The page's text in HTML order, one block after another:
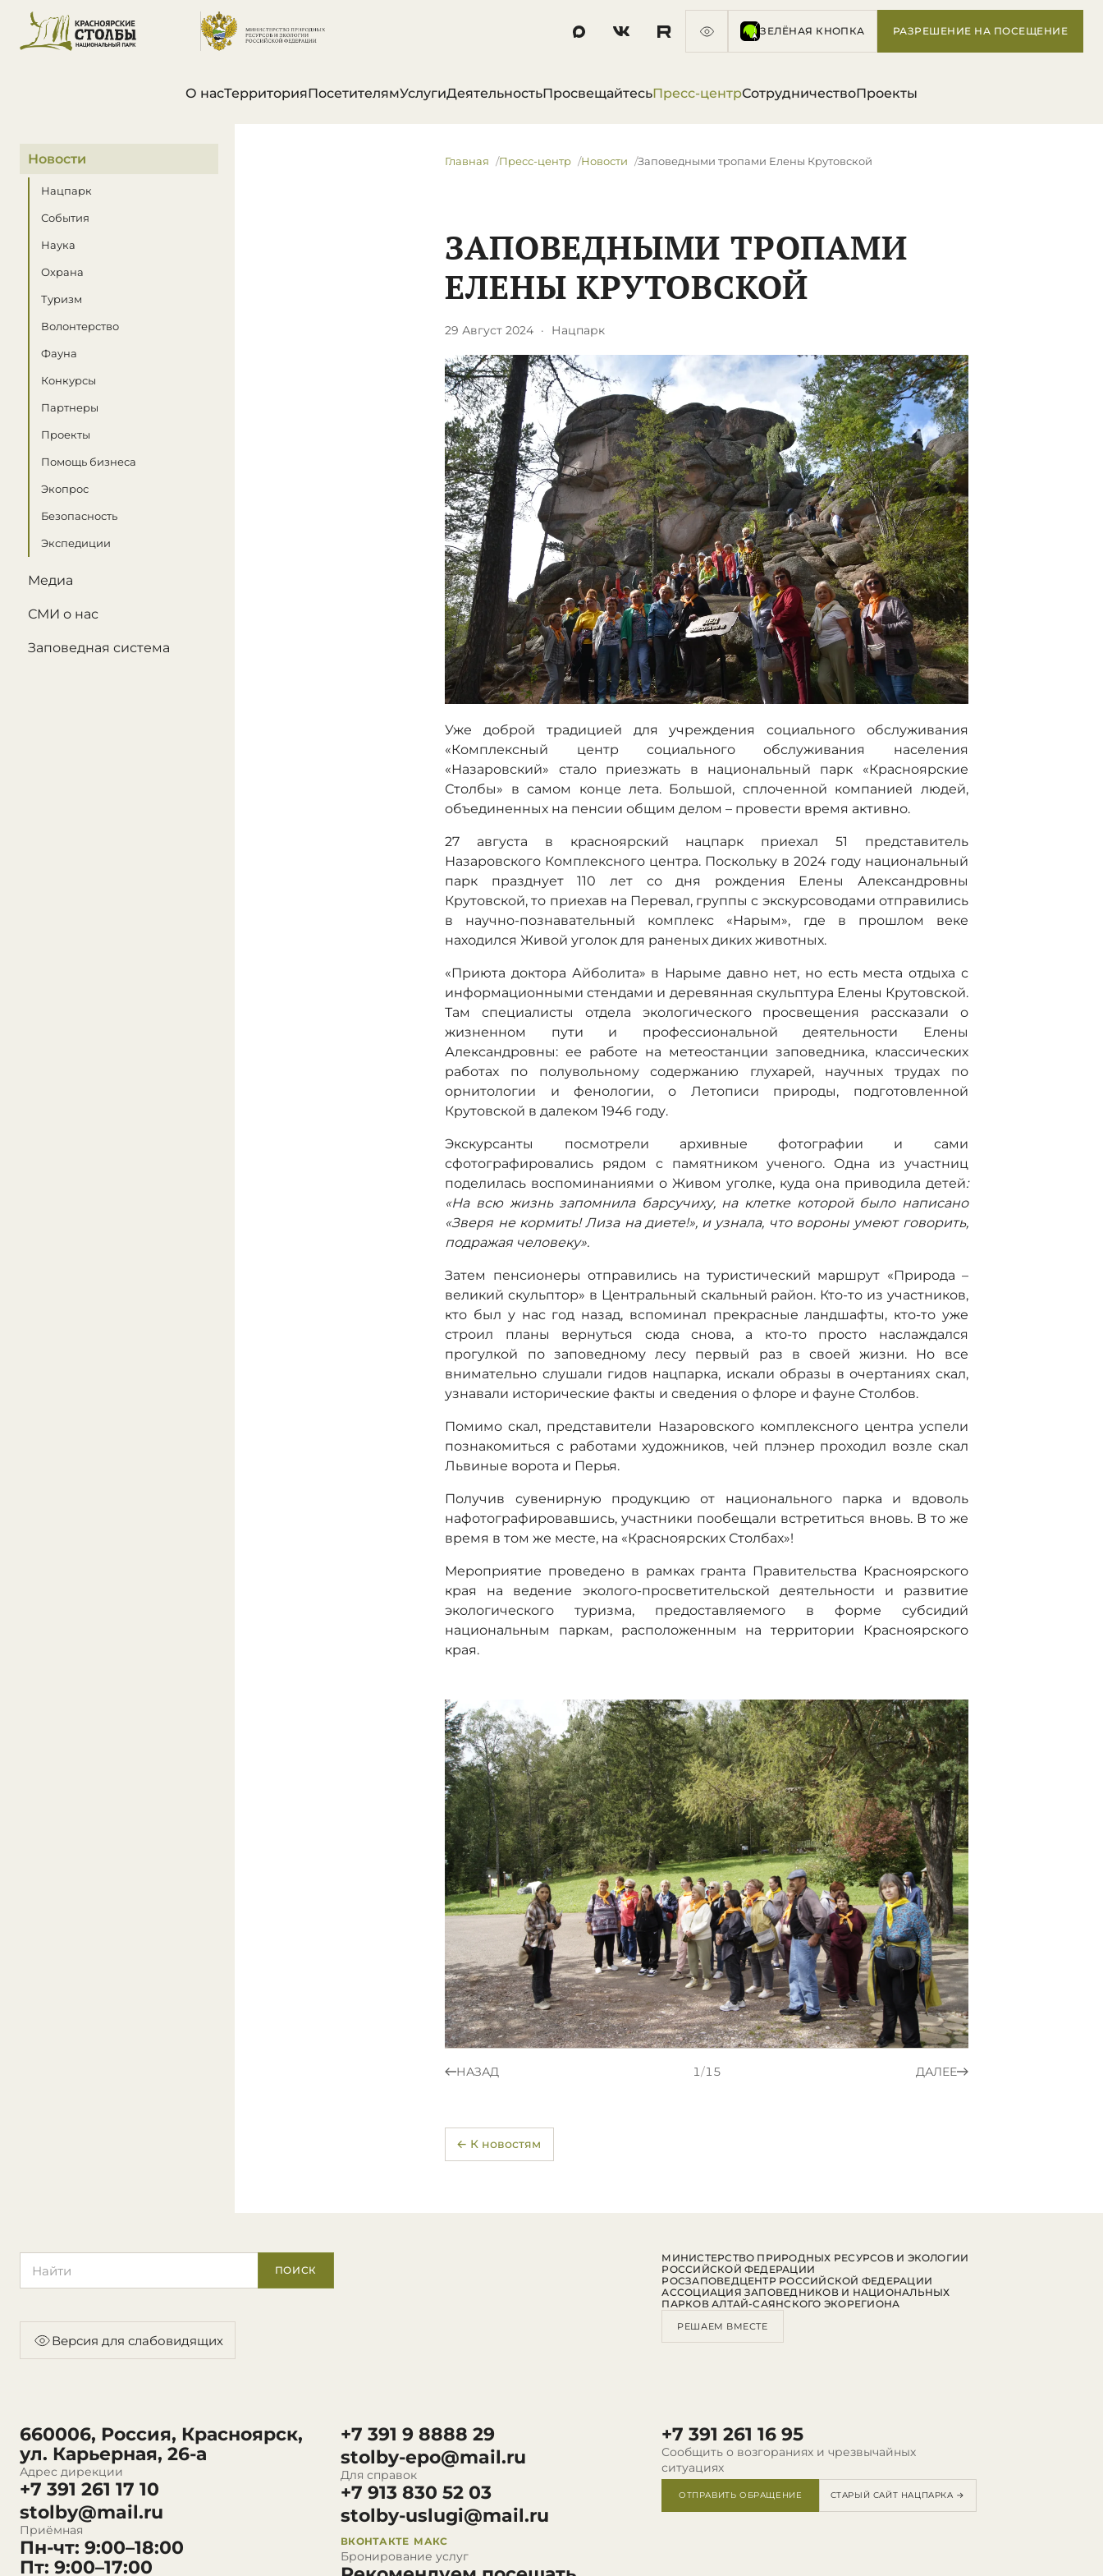
ЗЕЛЁНАЯ КНОПКА РАЗРЕШЕНИЕ НА ПОСЕЩЕНИЕ
О насТерриторияПосетителямУслугиДеятельностьПросвещайтесьПресс-центрСотрудничествоПроекты
В этом разделе
Новости
Нацпарк
События
Наука
Охрана
Туризм
Волонтерство
Фауна
Конкурсы
Партнеры
Проекты
Помощь бизнеса
Экопрос
Безопасность
Экспедиции
Медиа
СМИ о нас
Заповедная система
Главная Пресс-центр Новости ​Заповедными тропами Елены Крутовской
​ЗАПОВЕДНЫМИ ТРОПАМИ
ЕЛЕНЫ КРУТОВСКОЙ
29 Август 2024 · Нацпарк
Уже доброй традицией для учреждения социального обслуживания
«Комплексный центр социального обслуживания населения
«Назаровский» стало приезжать в национальный парк «Красноярские
Столбы» в самом конце лета. Большой, сплоченной компанией людей,
объединенных на пенсии общим делом – провести время активно.
27 августа в красноярский нацпарк приехал 51 представитель
Назаровского Комплексного центра. Поскольку в 2024 году национальный
парк празднует 110 лет со дня рождения Елены Александровны
Крутовской, то приехав на Перевал, группы с экскурсоводами отправились
в научно-познавательный комплекс «Нарым», где в прошлом веке
находился Живой уголок для раненых диких животных.
«Приюта доктора Айболита» в Нарыме давно нет, но есть места отдыха с
информационными стендами и деревянная скульптура Елены Крутовской.
Там специалисты отдела экологического просвещения рассказали о
жизненном пути и профессиональной деятельности Елены
Александровны: ее работе на метеостанции заповедника, классических
работах по полувольному содержанию глухарей, научных трудах по
орнитологии и фенологии, о Летописи природы, подготовленной
Крутовской в далеком 1946 году.
Экскурсанты посмотрели архивные фотографии и сами
сфотографировались рядом с памятником ученого. Одна из участниц
поделилась воспоминаниями о Живом уголке, куда она приводила детей:
«На всю жизнь запомнила барсучиху, на клетке которой было написано
«Зверя не кормить! Лиза на диете!», и узнала, что вороны умеют говорить,
подражая человеку».
Затем пенсионеры отправились на туристический маршрут «Природа –
великий скульптор» в Центральный скальный район. Кто-то из участников,
кто был у нас год назад, вспоминал прекрасные ландшафты, кто-то уже
строил планы вернуться сюда снова, а кто-то просто наслаждался
прогулкой по заповедному лесу первый раз в своей жизни. Но все
внимательно слушали гидов нацпарка, искали образы в очертаниях скал,
узнавали исторические факты и сведения о флоре и фауне Столбов.
Помимо скал, представители Назаровского комплексного центра успели
познакомиться с работами художников, чей плэнер проходил возле скал
Львиные ворота и Перья.
Получив сувенирную продукцию от национального парка и вдоволь
нафотографировавшись, участники пообещали встретиться вновь. В то же
время в том же месте, на «Красноярских Столбах»!
Мероприятие проведено в рамках гранта Правительства Красноярского
края на ведение эколого-просветительской деятельности и развитие
экологического туризма, предоставляемого в форме субсидий
национальным паркам, расположенным на территории Красноярского
края.
НАЗАД 1/15 ДАЛЕЕ
← К новостям
ПОИСК
Версия для слабовидящих
660006, Россия, Красноярск,
ул. Карьерная, 26-а
Адрес дирекции
+7 391 261 17 10
stolby@mail.ru
Приёмная
Пн-чт: 9:00–18:00
Пт: 9:00–17:00
+7 391 9 8888 29
stolby-epo@mail.ru
Для справок
+7 913 830 52 03
stolby-uslugi@mail.ru
ВКОНТАКТЕ МАКС
Бронирование услуг
+7 391 261 16 95
Сообщить о возгораниях и чрезвычайных
ситуациях
ОТПРАВИТЬ ОБРАЩЕНИЕ СТАРЫЙ САЙТ НАЦПАРКА →
МИНИСТЕРСТВО ПРИРОДНЫХ РЕСУРСОВ И ЭКОЛОГИИ
РОССИЙСКОЙ ФЕДЕРАЦИИ
РОСЗАПОВЕДЦЕНТР РОССИЙСКОЙ ФЕДЕРАЦИИ
АССОЦИАЦИЯ ЗАПОВЕДНИКОВ И НАЦИОНАЛЬНЫХ
ПАРКОВ АЛТАЙ-САЯНСКОГО ЭКОРЕГИОНА
РЕШАЕМ ВМЕСТЕ